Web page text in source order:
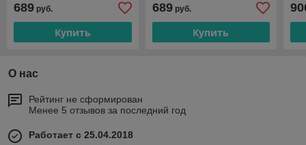
689 руб.
Купить
689руб.
Купить
О нас
Рейтинг не сформирован
Менее 5 отзывов за последний год
Работает с 25.04.2018